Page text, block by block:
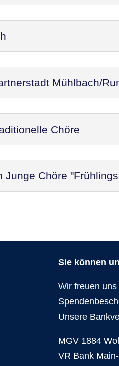
Mühlbach/
Chöre
Chöre
Sie können
Wir freuen
Unsere
MGV 1884
VR Bank